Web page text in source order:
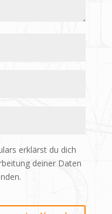
erklärst du dich
deiner Daten